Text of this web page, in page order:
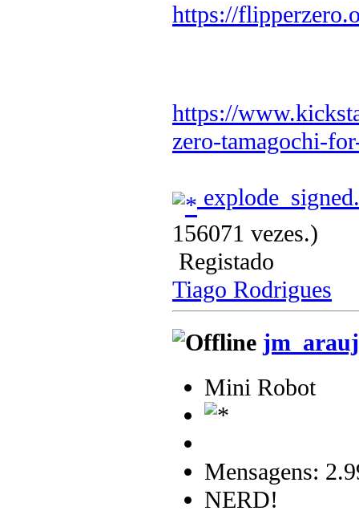
https://
https://
zero-tamagochi-
156071 vezes.)
Registado
Tiago Rodrigues
Mini Robot
Mensagens:
NERD!